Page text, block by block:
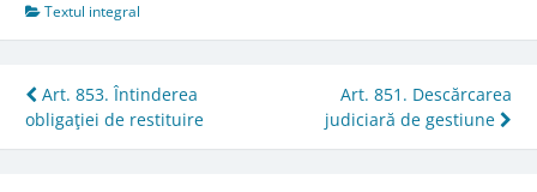
Textul integral
Post
navigation
Art. 853. Întinderea
obligaţiei de restituire
Art. 851. Descărcarea
judiciară de gestiune